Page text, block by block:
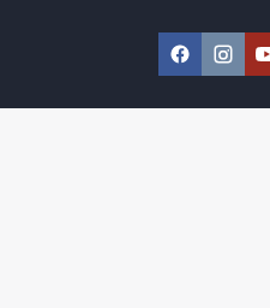
Facebook